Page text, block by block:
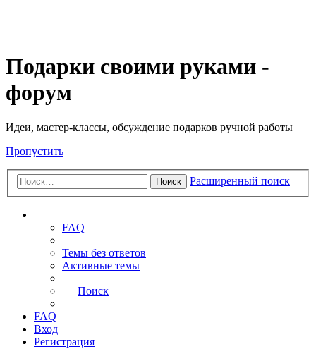
Подарки своими руками -
форум
Идеи, мастер-классы, обсуждение подарков ручной работы
Пропустить
Поиск Расширенный поиск
FAQ
Темы без ответов
Активные темы
Поиск
FAQ
Вход
Регистрация